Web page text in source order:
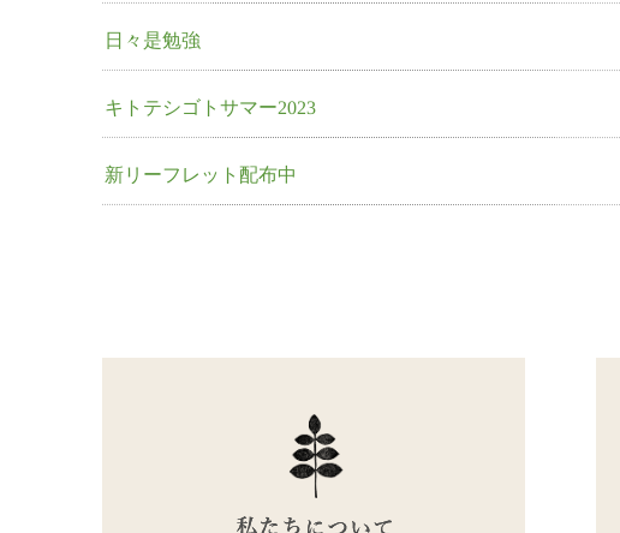
日々是勉強
キトテシゴトサマー2023
新リーフレット配布中